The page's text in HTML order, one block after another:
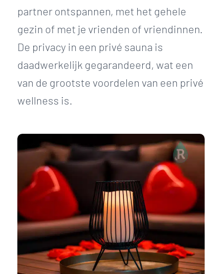
partner ontspannen, met het gehele
gezin of met je vrienden of vriendinnen.
De privacy in een privé sauna is
daadwerkelijk gegarandeerd, wat een
van de grootste voordelen van een privé
wellness is.